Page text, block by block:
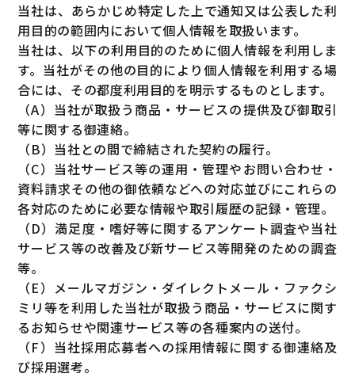
当社は、あらかじめ特定した上で通知又は公表した利
用目的の範囲内において個人情報を取扱います。
当社は、以下の利用目的のために個人情報を利用しま
す。当社がその他の目的により個人情報を利用する場
合には、その都度利用目的を明示するものとします。
（A）当社が取扱う商品・サービスの提供及び御取引
等に関する御連絡。
（B）当社との間で締結された契約の履行。
（C）当社サービス等の運用・管理やお問い合わせ・
資料請求その他の御依頼などへの対応並びにこれらの
各対応のために必要な情報や取引履歴の記録・管理。
（D）満足度・嗜好等に関するアンケート調査や当社
サービス等の改善及び新サービス等開発のための調査
等。
（E）メールマガジン・ダイレクトメール・ファクシ
ミリ等を利用した当社が取扱う商品・サービスに関す
るお知らせや関連サービス等の各種案内の送付。
（F）当社採用応募者への採用情報に関する御連絡及
び採用選考。